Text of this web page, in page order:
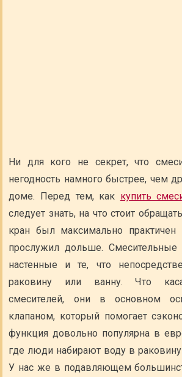
Ни для кого не секрет, что
негодность намного быстрее, чем
доме. Перед тем, как купить
следует знать, на что стоит
кран был максимально
прослужил дольше.
настенные и те, что
раковину или ванну. Что
смесителей, они в основном
клапаном, который помогает
функция довольно популярна в
где люди набирают воду в
У нас же в подавляющем